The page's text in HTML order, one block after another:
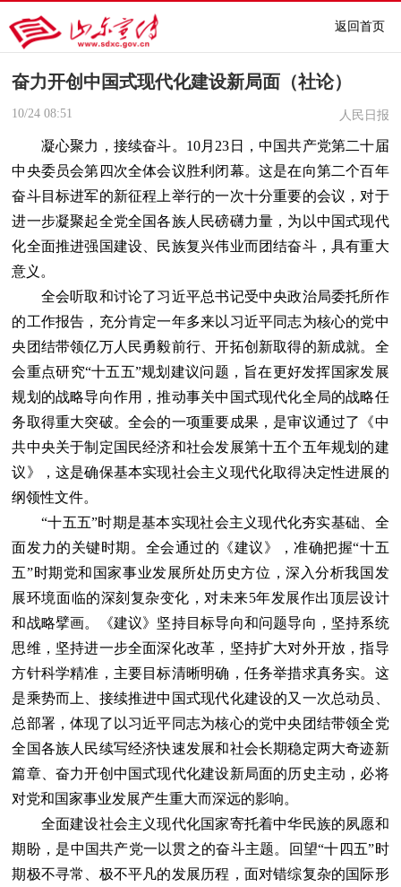
返回首页
奋力开创中国式现代化建设新局面（社论）
10/24 08:51 人民日报
凝心聚力，接续奋斗。10月23日，中国共产党第二十届
中央委员会第四次全体会议胜利闭幕。这是在向第二个百年
奋斗目标进军的新征程上举行的一次十分重要的会议，对于
进一步凝聚起全党全国各族人民磅礴力量，为以中国式现代
化全面推进强国建设、民族复兴伟业而团结奋斗，具有重大
意义。
全会听取和讨论了习近平总书记受中央政治局委托所作
的工作报告，充分肯定一年多来以习近平同志为核心的党中
央团结带领亿万人民勇毅前行、开拓创新取得的新成就。全
会重点研究“十五五”规划建议问题，旨在更好发挥国家发展
规划的战略导向作用，推动事关中国式现代化全局的战略任
务取得重大突破。全会的一项重要成果，是审议通过了《中
共中央关于制定国民经济和社会发展第十五个五年规划的建
议》，这是确保基本实现社会主义现代化取得决定性进展的
纲领性文件。
“十五五”时期是基本实现社会主义现代化夯实基础、全
面发力的关键时期。全会通过的《建议》，准确把握“十五
五”时期党和国家事业发展所处历史方位，深入分析我国发
展环境面临的深刻复杂变化，对未来5年发展作出顶层设计
和战略擘画。《建议》坚持目标导向和问题导向，坚持系统
思维，坚持进一步全面深化改革，坚持扩大对外开放，指导
方针科学精准，主要目标清晰明确，任务举措求真务实。这
是乘势而上、接续推进中国式现代化建设的又一次总动员、
总部署，体现了以习近平同志为核心的党中央团结带领全党
全国各族人民续写经济快速发展和社会长期稳定两大奇迹新
篇章、奋力开创中国式现代化建设新局面的历史主动，必将
对党和国家事业发展产生重大而深远的影响。
全面建设社会主义现代化国家寄托着中华民族的夙愿和
期盼，是中国共产党一以贯之的奋斗主题。回望“十四五”时
期极不寻常、极不平凡的发展历程，面对错综复杂的国际形